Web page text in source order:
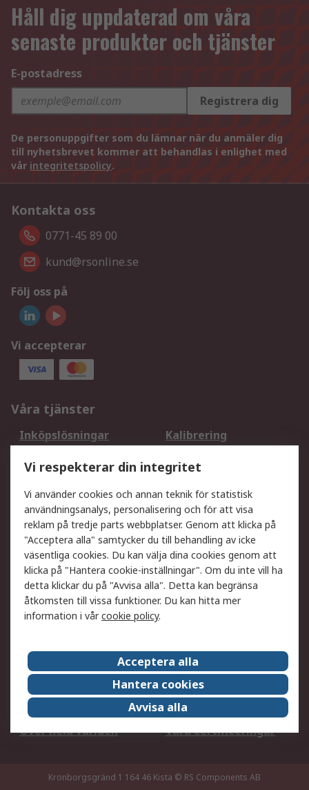
Håll dig uppdaterad om våra
senaste produkter och tjänster
E-postadress
Registrera dig
De personuppgifter som du lämnar när du anmäler dig
till nyhetsbrevet kommer att behandlas i enlighet med
vår integritetspolicy.
Kontakta oss
0771-45 89 00
kund@rsonline.se
Följ oss på
Vi accepterar
Våra tjänster
Inköpslösningar
Kalibrering
DesignSpark
Teknisk Support
Ditt lokala säljteam
Exportlösningar
Support
Få hjälp
Retur av varor
Leverans
Spåra din order
Begär en fakturakopi
Fördelar med RS-konto
Betalningsalternativ
Om RS
Försäljningsvillkor
Det juridiska
Press Centre
Jobba hos RS
ESG
Över hela världen
Våra certificeringar
Kronborgsgränd 1 164 46 Kista © RS Components AB
Vi respekterar din integritet
Vi använder cookies och annan teknik för statistisk
användningsanalys, personalisering och för att visa
reklam på tredje parts webbplatser. Genom att klicka på
"Acceptera alla" samtycker du till behandling av icke
väsentliga cookies. Du kan välja dina cookies genom att
klicka på "Hantera cookie-inställningar". Om du inte vill ha
detta klickar du på "Avvisa alla". Detta kan begränsa
åtkomsten till vissa funktioner. Du kan hitta mer
information i vårcookie policy.
Acceptera alla
Hantera cookies
Avvisa alla